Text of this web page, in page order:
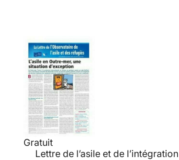
Gratuit
Lettre de l’asile et de l’intégration